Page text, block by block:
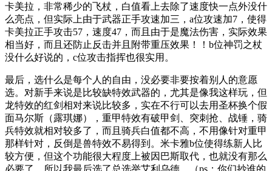
卡美拉，非常稀少的飞杖，白值看上去除了速度快一点外没什
么亮点，但实际上由于武器正手攻速加三，a位攻速加7，使得
卡美拉正手攻击57，速度47，而且由于是魔法伤害，实际效果
相当好，而且还防止反击并且附带重压效果！！b位神罚之杖
没什么好说的，c位攻击指挥也很实用。
最后，选什么是每个人的自由，没必要非要按着别人的意愿
选。对新手来说是比较缺特效武器的，尤其是像我这样玩，但
龙特效的红剑相对来说比较多，实在不行可以去用圣杯换个假
面马尔斯（露琪娜），重甲特效有破甲剑、突刺抢、战锤，骑
兵特效就相对较多了，而且骑兵白值都不高，不用像针对重甲
那样针对，反倒是兽特效不易得到。米卡雅b位使得练新人比
较方便，但这个功能很大程度上被因巴斯取代，也就没有那么
必要了。所以我最后选了总选举艾利乌德。（ps：你们抄谁的